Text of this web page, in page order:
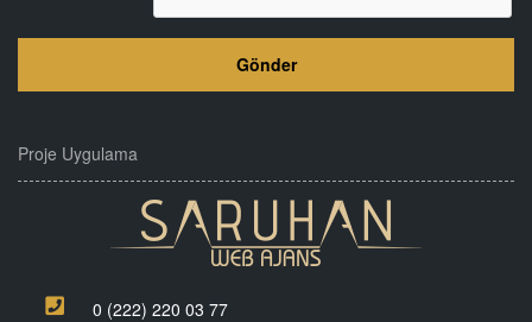
Proje Uygulama
0 (222) 220 03 77